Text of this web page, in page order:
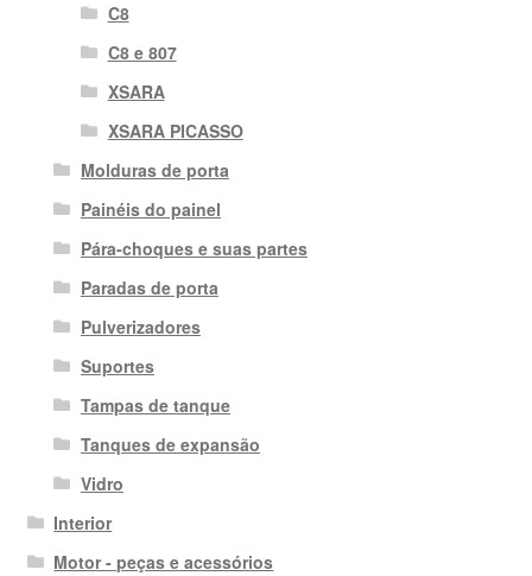
C8
C8 e 807
XSARA
XSARA PICASSO
Molduras de porta
Painéis do painel
Pára-choques e suas partes
Paradas de porta
Pulverizadores
Suportes
Tampas de tanque
Tanques de expansão
Vidro
Interior
Motor - peças e acessórios